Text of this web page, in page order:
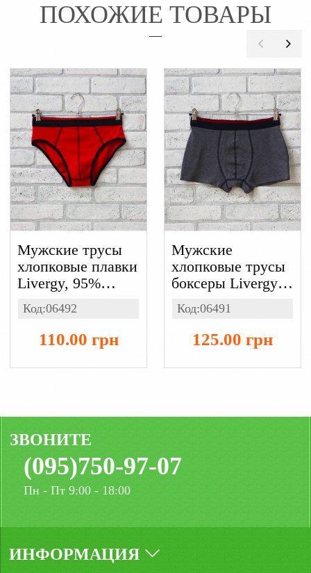
ПОХОЖИЕ ТОВАРЫ
Мужские трусы
хлопковые плавки
Livergy, 95%
хлопок 5%
єластан
Код:06492
110.00 грн
Мужские
хлопковые трусы
боксеры Livergy,
95% хлопок 5%
эластан
Код:06491
125.00 грн
ЗВОНИТЕ
(095)750-97-07
Пн - Пт 9:00 - 18:00
ИНФОРМАЦИЯ